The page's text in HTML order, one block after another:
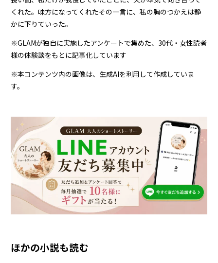
くれた。味方になってくれたその一言に、私の胸のつかえは静
かに下りていった。
※GLAMが独自に実施したアンケートで集めた、30代・女性読者
様の体験談をもとに記事化しています
※本コンテンツ内の画像は、生成AIを利用して作成していま
す。
ほかの小説も読む